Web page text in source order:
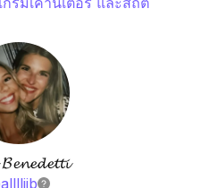
alllliib